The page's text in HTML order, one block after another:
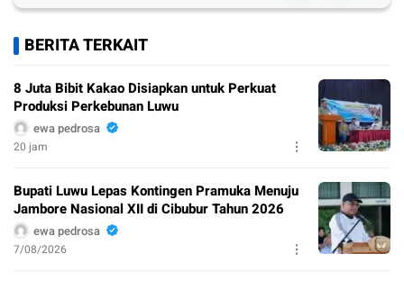
BERITA TERKAIT
8 Juta Bibit Kakao Disiapkan untuk Perkuat
Produksi Perkebunan Luwu
ewa pedrosa
20 jam
Bupati Luwu Lepas Kontingen Pramuka Menuju
Jambore Nasional XII di Cibubur Tahun 2026
ewa pedrosa
7/08/2026